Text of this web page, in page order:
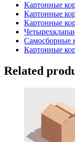
Картонные
Картонные
Картонные
Самосборные
Картонные
Related